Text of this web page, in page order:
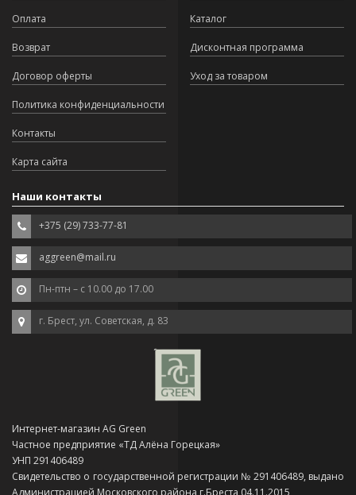
Оплата
Возврат
Договор оферты
Политика конфиденциальности
Контакты
Карта сайта
Каталог
Дисконтная программа
Уход за товаром
Наши контакты
+375 (29) 733-77-81
aggreen@mail.ru
Пн-птн – с 10.00 до 17.00
г. Брест, ул. Советская, д. 83
Интернет-магазин AG Green
Частное предприятие «ТД Алёна Горецкая»
УНП 291406489
Свидетельство о государственной регистрации № 291406489, выдано
Администрацией Московского района г.Бреста 04.11.2015